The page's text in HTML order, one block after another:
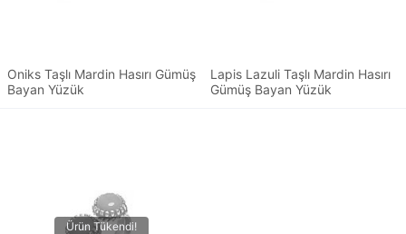
Oniks Taşlı Mardin Hasırı Gümüş
Bayan Yüzük
Lapis Lazuli Taşlı Mardin Hasırı
Gümüş Bayan Yüzük